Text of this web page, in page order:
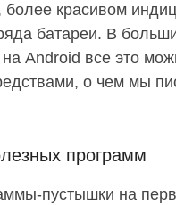
красивом
батареи. В
Android все это
о чем мы
программ
пустышки на